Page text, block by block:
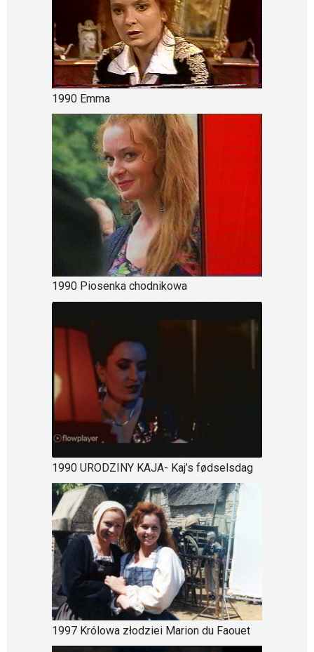
1990 Emma
1990 Piosenka chodnikowa
1990 URODZINY KAJA- Kaj’s fødselsdag
1997 Królowa złodziei Marion du Faouet